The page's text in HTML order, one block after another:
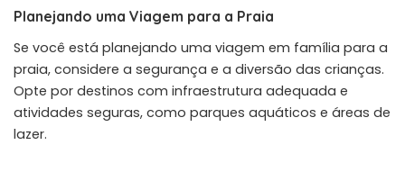
Planejando uma Viagem para a Praia
Se você está planejando uma viagem em família para a
praia, considere a segurança e a diversão das crianças.
Opte por destinos com infraestrutura adequada e
atividades seguras, como parques aquáticos e áreas de
lazer.